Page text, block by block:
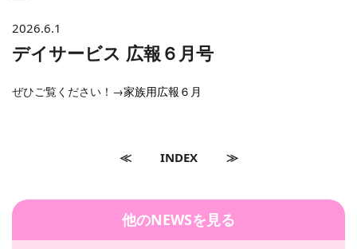
2026.6.1
デイサービス 広報６月号
ぜひご覧ください！→家族用広報６月
≪ INDEX ≫
他のNEWSを見る